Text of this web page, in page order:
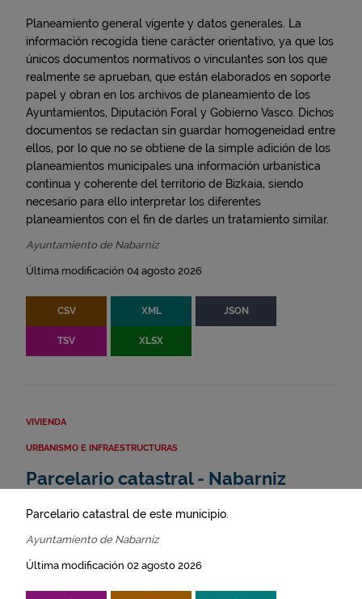
Planeamiento general vigente y datos generales. La
información recogida tiene carácter orientativo, ya que los
únicos documentos normativos o vinculantes son los que
realmente se aprueban, que están elaborados en soporte
papel y obran en los archivos de planeamiento de los
Ayuntamientos, Diputación Foral y Gobierno Vasco. Dichos
documentos se redactan sin guardar homogeneidad entre
ellos, por lo que no se obtiene de la simple adición de los
planeamientos municipales una información urbanística
continua y coherente del territorio de Bizkaia, siendo
necesario para ello interpretar los diferentes
planeamientos con el fin de darles un tratamiento similar.
Ayuntamiento de Nabarniz
Última modificación 04 agosto 2026
CSV XML JSON
TSV XLSX
VIVIENDA
URBANISMO E INFRAESTRUCTURAS
Parcelario catastral - Nabarniz
Parcelario catastral de este municipio.
Ayuntamiento de Nabarniz
Última modificación 02 agosto 2026